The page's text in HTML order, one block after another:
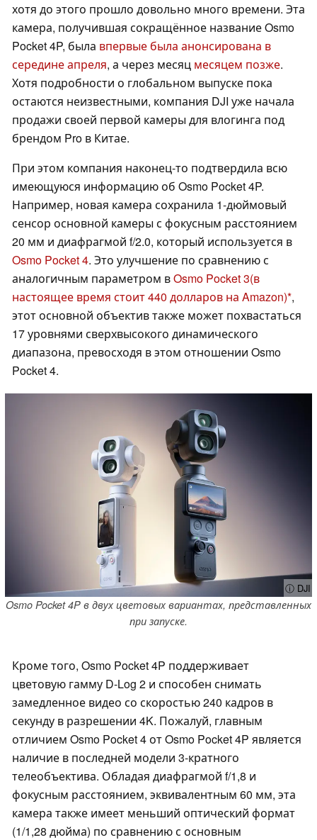
хотя до этого прошло довольно много времени. Эта
камера, получившая сокращённое название Osmo
Pocket 4P, была впервые была анонсирована в
середине апреля, а через месяц месяцем позже.
Хотя подробности о глобальном выпуске пока
остаются неизвестными, компания DJI уже начала
продажи своей первой камеры для влогинга под
брендом Pro в Китае.
При этом компания наконец-то подтвердила всю
имеющуюся информацию об Osmo Pocket 4P.
Например, новая камера сохранила 1-дюймовый
сенсор основной камеры с фокусным расстоянием
20 мм и диафрагмой f/2.0, который используется в
Osmo Pocket 4. Это улучшение по сравнению с
аналогичным параметром вOsmo Pocket 3(в
настоящее время стоит 440 долларов на Amazon) ,
этот основной объектив также может похвастаться
17 уровнями сверхвысокого динамического
диапазона, превосходя в этом отношении Osmo
Pocket 4.
ⓘ DJI
Osmo Pocket 4P в двух цветовых вариантах, представленных
при запуске.
Кроме того, Osmo Pocket 4P поддерживает
цветовую гамму D-Log 2 и способен снимать
замедленное видео со скоростью 240 кадров в
секунду в разрешении 4K. Пожалуй, главным
отличием Osmo Pocket 4 от Osmo Pocket 4P является
наличие в последней модели 3-кратного
телеобъектива. Обладая диафрагмой f/1,8 и
фокусным расстоянием, эквивалентным 60 мм, эта
камера также имеет меньший оптический формат
(1/1,28 дюйма) по сравнению с основным